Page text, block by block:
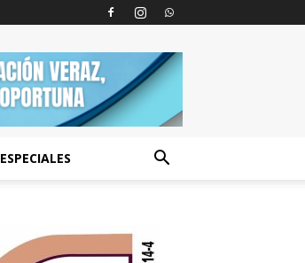
ESPECIALES